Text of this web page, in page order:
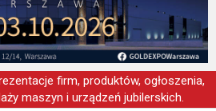
firm, produktów, ogłoszenia,
maszyn i urządzeń jubilerskich.